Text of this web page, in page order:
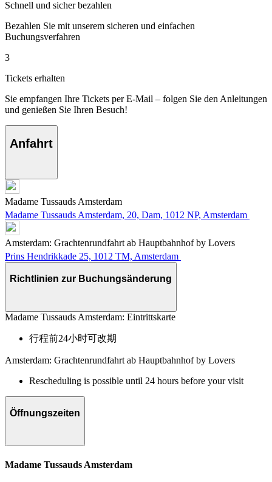
Schnell und sicher bezahlen
Bezahlen Sie mit unserem sicheren und einfachen
Buchungsverfahren
3
Tickets erhalten
Sie empfangen Ihre Tickets per E-Mail – folgen Sie den Anleitungen
und genießen Sie Ihren Besuch!
Anfahrt
Madame Tussauds Amsterdam
Madame Tussauds Amsterdam, 20, Dam, 1012 NP, Amsterdam
Amsterdam: Grachtenrundfahrt ab Hauptbahnhof by Lovers
Prins Hendrikkade 25, 1012 TM, Amsterdam
Richtlinien zur Buchungsänderung
Madame Tussauds Amsterdam: Eintrittskarte
行程前24小时可改期
Amsterdam: Grachtenrundfahrt ab Hauptbahnhof by Lovers
Rescheduling is possible until 24 hours before your visit
Öffnungszeiten
Madame Tussauds Amsterdam